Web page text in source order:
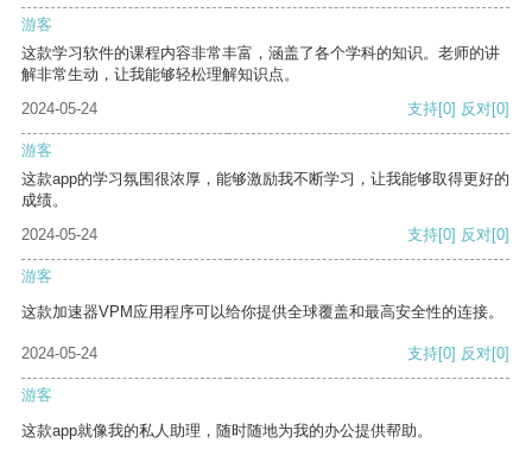
游客
这款学习软件的课程内容非常丰富，涵盖了各个学科的知识。老师的讲
解非常生动，让我能够轻松理解知识点。
2024-05-24
支持[0] 反对[0]
游客
这款app的学习氛围很浓厚，能够激励我不断学习，让我能够取得更好的
成绩。
2024-05-24
支持[0] 反对[0]
游客
这款加速器VPM应用程序可以给你提供全球覆盖和最高安全性的连接。
2024-05-24 支持[0] 反对[0]
游客
这款app就像我的私人助理，随时随地为我的办公提供帮助。